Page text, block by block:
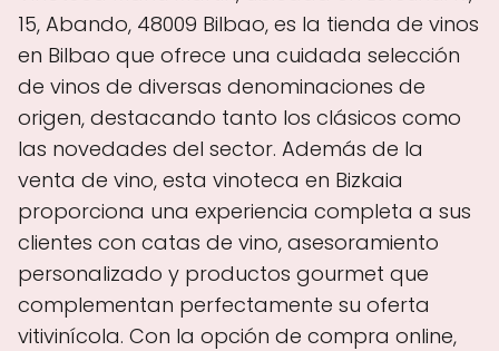
15, Abando, 48009 Bilbao, es la tienda de vinos
en Bilbao que ofrece una cuidada selección
de vinos de diversas denominaciones de
origen, destacando tanto los clásicos como
las novedades del sector. Además de la
venta de vino, esta vinoteca en Bizkaia
proporciona una experiencia completa a sus
clientes con catas de vino, asesoramiento
personalizado y productos gourmet que
complementan perfectamente su oferta
vitivinícola. Con la opción de compra online,